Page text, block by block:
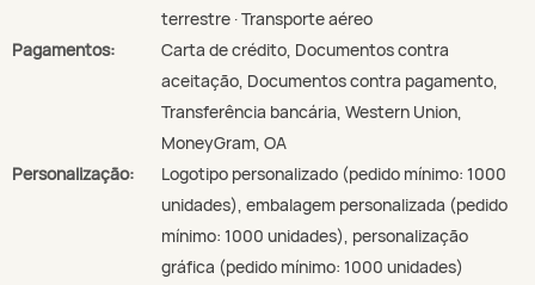
terrestre · Transporte aéreo
Pagamentos:
Carta de crédito, Documentos contra
aceitação, Documentos contra pagamento,
Transferência bancária, Western Union,
MoneyGram, OA
Personalização:
Logotipo personalizado (pedido mínimo: 1000
unidades), embalagem personalizada (pedido
mínimo: 1000 unidades), personalização
gráfica (pedido mínimo: 1000 unidades)